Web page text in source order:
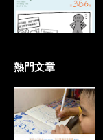
熱門文章